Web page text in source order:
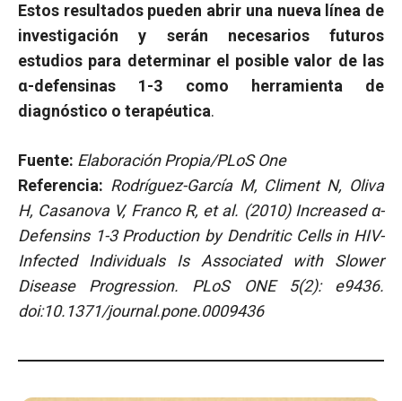
Estos resultados pueden abrir una nueva línea de
investigación y serán necesarios futuros
estudios para determinar el posible valor de las
α-defensinas 1-3 como herramienta de
diagnóstico o terapéutica.
Fuente: Elaboración Propia/PLoS One
Referencia: Rodríguez-García M, Climent N, Oliva
H, Casanova V, Franco R, et al. (2010) Increased α-
Defensins 1-3 Production by Dendritic Cells in HIV-
Infected Individuals Is Associated with Slower
Disease Progression. PLoS ONE 5(2): e9436.
doi:10.1371/journal.pone.0009436